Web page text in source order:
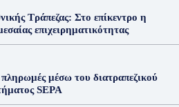
Τράπεζας: Στο επίκεντρο η
επιχειρηματικότητας
μέσω του διατραπεζικού
SEPA